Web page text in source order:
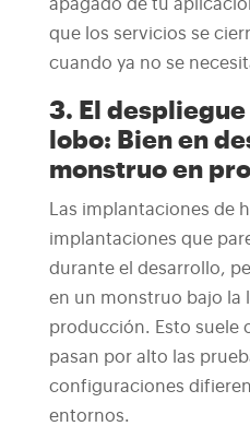
apagado de tu
que los servicios se
cuando ya no se
3. El
lobo: Bien en
monstruo en
Las implantaciones de
implantaciones que
durante el desarrollo,
en un monstruo bajo la
producción. Esto suele
pasan por alto las
configuraciones
entornos.